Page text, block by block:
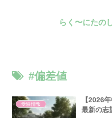
らく〜にたの
#偏差値
受験情報
【2026
最新の志